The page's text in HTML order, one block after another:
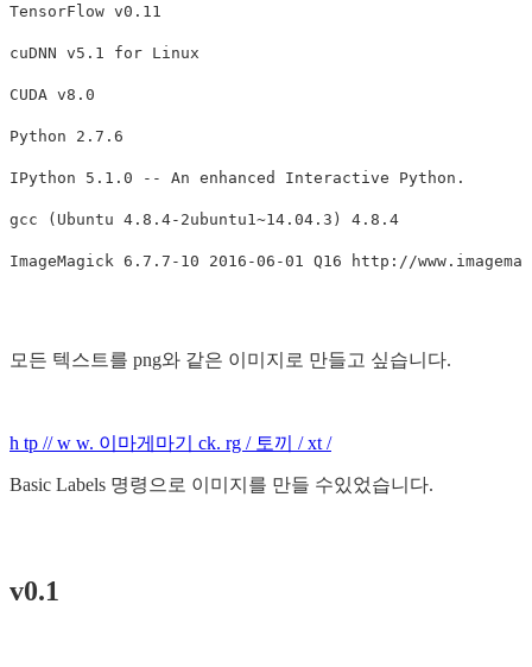
TensorFlow v0.11
cuDNN v5.1 for Linux
CUDA v8.0
Python 2.7.6
IPython 5.1.0 -- An enhanced Interactive Python.
gcc (Ubuntu 4.8.4-2ubuntu1~14.04.3) 4.8.4
모든 텍스트를 png와 같은 이미지로 만들고 싶습니다.
h tp // w w. 이마게마기 ck. rg / 토끼 / xt /
Basic Labels 명령으로 이미지를 만들 수있었습니다.
v0.1